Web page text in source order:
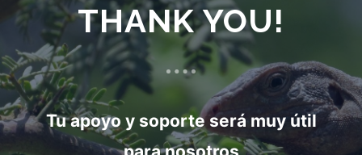
THANK YOU!
Tu apoyo y soporte será muy útil